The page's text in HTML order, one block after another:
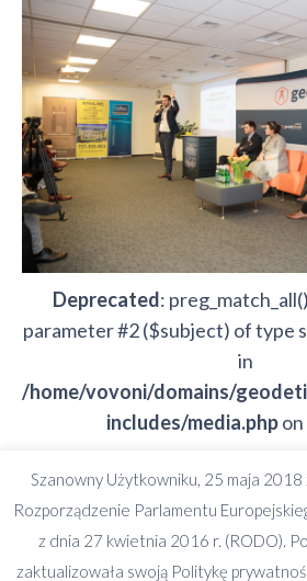
Deprecated:
parameter #2 ($subject) of type
in
/home/vovoni/domains/
includes/media.php
Deprecated: preg_split():
#2 ($subject) of type string
/home/vovoni/domains/
includes/formatting.php
Szanowny Użytkowniku, 25 maja 2018
Rozporządzenie Parlamentu
z dnia 27 kwietnia 2016 r. (RODO).
zaktualizowała swoją Politykę